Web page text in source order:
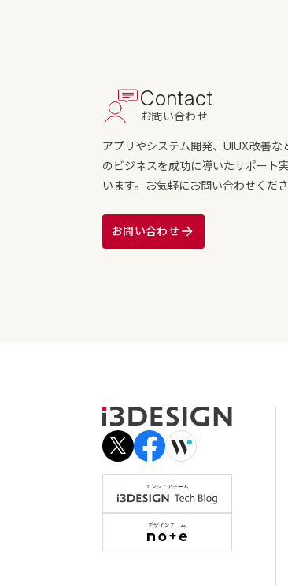
Contact
お問い合わせ
アプリやシステム開発、UIUX改善な
のビジネスを成功に導いたサポート
います。お気軽にお問い合わせくださ
お問い合わせ